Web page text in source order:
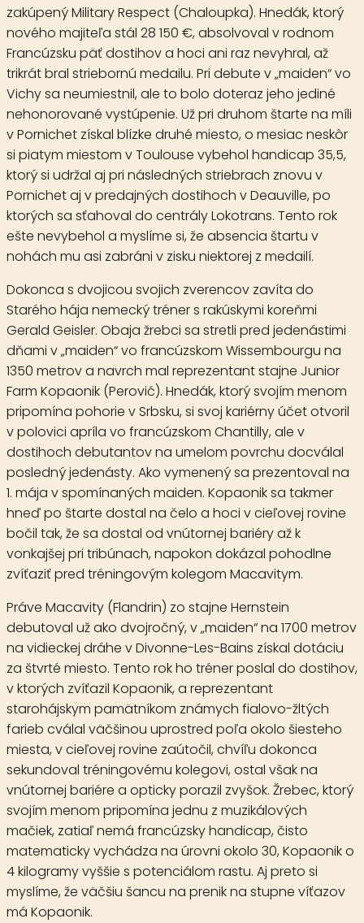
zakúpenýMilitary Respect (Chaloupka). Hnedák, ktorý
nového majiteľa stál 28 150 €, absolvoval v rodnom
Francúzsku päť dostihov a hoci ani raz nevyhral, až
trikrát bral striebornú medailu. Pri debute v „maiden“ vo
Vichy sa neumiestnil, ale to bolo doteraz jeho jediné
nehonorované vystúpenie. Už pri druhom štarte na míli
v Pornichet získal blízke druhé miesto, o mesiac neskôr
si piatym miestom v Toulouse vybehol handicap 35,5,
ktorý si udržal aj pri následných striebrach znovu v
Pornichet aj v predajných dostihoch v Deauville, po
ktorých sa sťahoval do centrály Lokotrans. Tento rok
ešte nevybehol a myslíme si, že absencia štartu v
nohách mu asi zabráni v zisku niektorej z medailí.
Dokonca s dvojicou svojich zverencov zavíta do
Starého hája nemecký tréner s rakúskymi koreňmi
Gerald Geisler. Obaja žrebci sa stretli pred jedenástimi
dňami v „maiden“ vo francúzskom Wissembourgu na
1350 metrov a navrch mal reprezentant stajne Junior
Farm Kopaonik (Perović). Hnedák, ktorý svojím menom
pripomína pohorie v Srbsku, si svoj kariérny účet otvoril
v polovici apríla vo francúzskom Chantilly, ale v
dostihoch debutantov na umelom povrchu docválal
posledný jedenásty. Ako vymenený sa prezentoval na
1. mája v spomínaných maiden. Kopaonik sa takmer
hneď po štarte dostal na čelo a hoci v cieľovej rovine
bočil tak, že sa dostal od vnútornej bariéry až k
vonkajšej pri tribúnach, napokon dokázal pohodlne
zvíťaziť pred tréningovým kolegom Macavitym.
Práve Macavity (Flandrin) zo stajne Hernstein
debutoval už ako dvojročný, v „maiden“ na 1700 metrov
na vidieckej dráhe v Divonne-Les-Bains získal dotáciu
za štvrté miesto. Tento rok ho tréner poslal do dostihov,
v ktorých zvíťazil Kopaonik, a reprezentant
starohájskym pamätníkom známych fialovo-žltých
farieb cválal väčšinou uprostred poľa okolo šiesteho
miesta, v cieľovej rovine zaútočil, chvíľu dokonca
sekundoval tréningovému kolegovi, ostal však na
vnútornej bariére a opticky porazil zvyšok. Žrebec, ktorý
svojím menom pripomína jednu z muzikálových
mačiek, zatiaľ nemá francúzsky handicap, čisto
matematicky vychádza na úrovni okolo 30, Kopaonik o
4 kilogramy vyššie s potenciálom rastu. Aj preto si
myslíme, že väčšiu šancu na prenik na stupne víťazov
má Kopaonik.